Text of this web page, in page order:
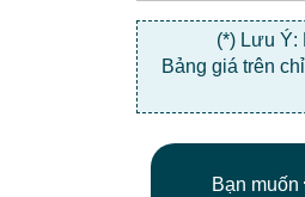
(*) Lưu Ý:
Bảng giá trên
Bạn muốn